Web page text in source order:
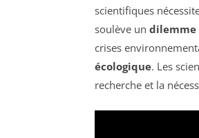
scientifiques
soulève un
crises
écologique. Les
recherche et la